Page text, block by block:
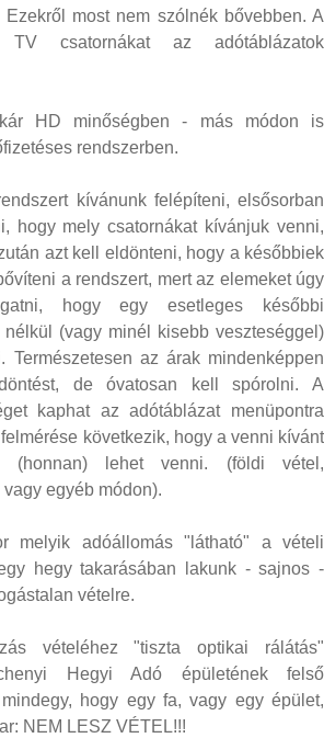
most nem szólnék bővebben. A
TV csatornákat az adótáblázatok
HD minőségben - más módon is
rendszerben.
kívánunk felépíteni, elsősorban
hogy mely csatornákat kívánjuk venni,
azt kell eldönteni, hogy a későbbiek
a rendszert, mert az elemeket úgy
hogy egy esetleges későbbi
nélkül (vagy minél kisebb veszteséggel)
Természetesen az árak mindenképpen
de óvatosan kell spórolni. A
kaphat az adótáblázat menüpontra
következik, hogy a venni kívánt
(honnan) lehet venni. (földi vétel,
egyéb módon).
melyik adóállomás "látható" a vételi
hegy takarásában lakunk - sajnos -
vételre.
vételéhez "tiszta optikai rálátás"
Hegyi Adó épületének felső
hogy egy fa, vagy egy épület,
NEM LESZ VÉTEL!!!